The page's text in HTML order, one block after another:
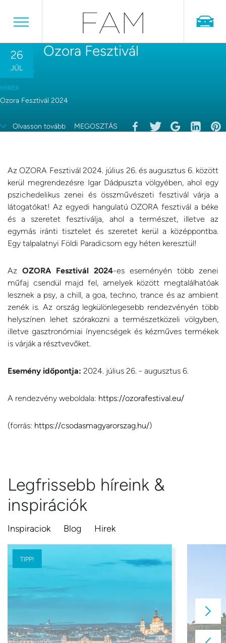
26
JÚL
Ozora Fesztivál
HÍREK
Ozora Fesztivál 2024
Olvasson tovább MEGOSZTÁS
Az OZORA Fesztivál 2024. július 26. és augusztus 6. között
kerül megrendezésre Igar Dádpuszta völgyében, ahol egy
pszichedelikus zenei és összművészeti fesztivál várja a
látogatókat! Az egyedi hangulatú OZORA fesztivál a béke
és a szeretet fesztiválja, ahol a természet, illetve az
egymás iránti tisztelet és szeretet kerül a középpontba.
Egy talpalatnyi Földi Paradicsom egy héten keresztül!
Az OZORA Fesztivál 2024-es eseményén több zenei
műfaj csendül majd fel, amelyek között megtalálhatóak
lesznek a psy, a chill, a goa, techno, trance és az ambient
zenék is. Az ország legkülönlegesebb rendezvényén több
helyszínen lehet szórakozni a természetközeli völgyben,
illetve gasztronómiai ínyencségek és kézműves termékek
is várják a résztvevőket.
Esemény időpontja: 2024. július 26. - augusztus 6.
A rendezvény weboldala: https://ozorafestival.eu/
(forrás: https://csodasmagyarorszag.hu/)
Legfrissebb híreink &
inspirációk
Inspiraciok Blog Hirek
TIPP!